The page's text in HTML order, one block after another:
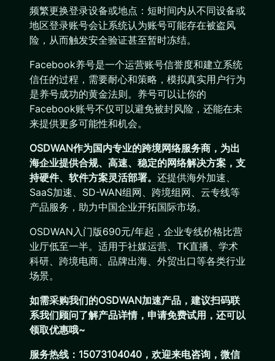
频繁更换登录设备或地点：短时间内从不同设备或
地区登录账号会让系统认为账号可能存在被盗风
险，从而触发安全验证甚至暂时冻结。
Facebook养号是一个运营账号信誉度和建立系统
信任的过程，需要耐心和策略，模拟真实用户行为
是养号成功的黄金法则。养号可以让你的
Facebook账号不仅可以避免被封风险，还能在未
来提供更多可能性和机会。
OSDWAN作为国内专业的跨境网络服务商，为出
海企业提供合规、高速、稳定的网络解决方案，支
持硬件、软件方案灵活部署。 还提供海外加速、
SaaS加速、SD-WAN组网、跨境组网、云专线等
产品服务，助力中国企业开拓国际市场。
OSDWAN入门版690元/年起，企业专线价格比营
业厅低至一半。适用于社媒运营、TK直播、学术
科研、跨境电商、品牌出海、外贸出口等各类行业
场景。
如需采购我们的OSDWAN加速产品，建议扫码联
系我们顾问了解产品详情，申请免费试用，还可以
领取优惠哦~
服务热线：15073104040，欢迎来电咨询，微信